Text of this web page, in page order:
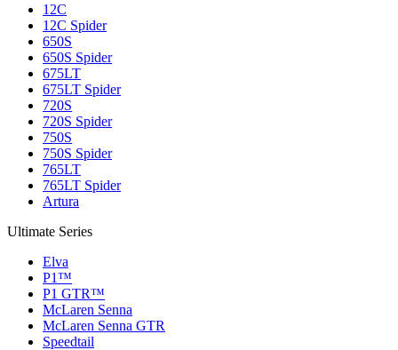
12C
12C Spider
650S
650S Spider
675LT
675LT Spider
720S
720S Spider
750S
750S Spider
765LT
765LT Spider
Artura
Ultimate Series
Elva
P1™
P1 GTR™
McLaren Senna
McLaren Senna GTR
Speedtail